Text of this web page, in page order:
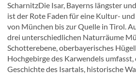
ScharnitzDie Isar, Bayerns längster
ist der Rote Faden für eine Kultur-
von München bis zur Quelle in Tirol.
drei unterschiedlichen Naturräume
Schotterebene, oberbayerisches
Hochgebirge des Karwendels
Geschichte des Isartals, historische